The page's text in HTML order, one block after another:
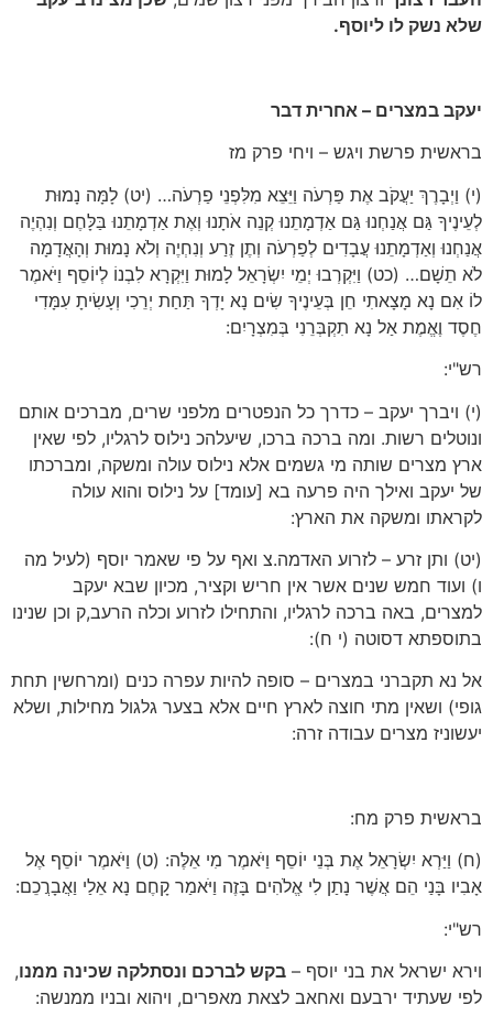
שלא נשק לו ליוסף.
יעקב במצרים – אחרית דבר
בראשית פרשת ויגש – ויחי פרק מז
(י) וַיְבָרֶךְ יַעֲקֹב אֶת פַּרְעֹה וַיֵּצֵא מִלִּפְנֵי פַרְעֹה… (יט) לָמָּה נָמוּת
לְעֵינֶיךָ גַּם אֲנַחְנוּ גַּם אַדְמָתֵנוּ קְנֵה אֹתָנוּ וְאֶת אַדְמָתֵנוּ בַּלָּחֶם וְנִהְיֶה
אֲנַחְנוּ וְאַדְמָתֵנוּ עֲבָדִים לְפַרְעֹה וְתֶן זֶרַע וְנִחְיֶה וְלֹא נָמוּת וְהָאֲדָמָה
לֹא תֵשָׁם… (כט) וַיִּקְרְבוּ יְמֵי יִשְׂרָאֵל לָמוּת וַיִּקְרָא לִבְנוֹ לְיוֹסֵף וַיֹּאמֶר
לוֹ אִם נָא מָצָאתִי חֵן בְּעֵינֶיךָ שִׂים נָא יָדְךָ תַּחַת יְרֵכִי וְעָשִׂיתָ עִמָּדִי
חֶסֶד וֶאֱמֶת אַל נָא תִקְבְּרֵנִי בְּמִצְרָיִם:
רש"י:
(י) ויברך יעקב – כדרך כל הנפטרים מלפני שרים, מברכים אותם
ונוטלים רשות. ומה ברכה ברכו, שיעלהכ נילוס לרגליו, לפי שאין
ארץ מצרים שותה מי גשמים אלא נילוס עולה ומשקה, ומברכתו
של יעקב ואילך היה פרעה בא [עומד] על נילוס והוא עולה
לקראתו ומשקה את הארץ:
(יט) ותן זרע – לזרוע האדמה.צ ואף על פי שאמר יוסף (לעיל מה
ו) ועוד חמש שנים אשר אין חריש וקציר, מכיון שבא יעקב
למצרים, באה ברכה לרגליו, והתחילו לזרוע וכלה הרעב,ק וכן שנינו
בתוספתא דסוטה (י ח):
אל נא תקברני במצרים – סופה להיות עפרה כנים (ומרחשין תחת
גופי) ושאין מתי חוצה לארץ חיים אלא בצער גלגול מחילות, ושלא
יעשוניז מצרים עבודה זרה:
בראשית פרק מח:
(ח) וַיַּרְא יִשְׂרָאֵל אֶת בְּנֵי יוֹסֵף וַיֹּאמֶר מִי אֵלֶּה: (ט) וַיֹּאמֶר יוֹסֵף אֶל
אָבִיו בָּנַי הֵם אֲשֶׁר נָתַן לִי אֱלֹהִים בָּזֶה וַיֹּאמַר קָחֶם נָא אֵלַי וַאֲבָרֲכֵם:
רש"י:
וירא ישראל את בני יוסף – בקש לברכם ונסתלקה שכינה ממנו,
לפי שעתיד ירבעם ואחאב לצאת מאפרים, ויהוא ובניו ממנשה: